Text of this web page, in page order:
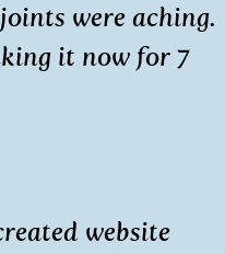
were aching.
it now for 7
website